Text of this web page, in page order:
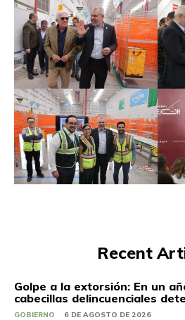
Recent
Golpe a la extorsión: En un
cabecillas delincuenciales
GOBIERNO 6 DE AGOSTO DE 2026